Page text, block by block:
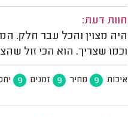
חוות דעת:
היה מצוין והכל עבר חלק.
וכמו שצריך. הוא הכי זול
איכות 9 מחיר 9 זמנים 9